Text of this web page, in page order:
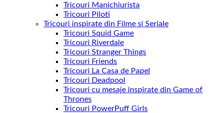
Tricouri Manichiurista
Tricouri Piloti
Tricouri inspirate din Filme si Seriale
Tricouri Squid Game
Tricouri Riverdale
Tricouri Stranger Things
Tricouri Friends
Tricouri La Casa de Papel
Tricouri Deadpool
Tricouri cu mesaje inspirate din Game of
Thrones
Tricouri PowerPuff Girls